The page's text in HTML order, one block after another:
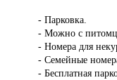
- Парковка.
- Можно с
- Номера для
- Семейные
- Бесплатная